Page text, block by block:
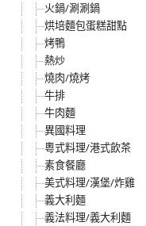
火鍋/涮涮鍋
烘培麵包蛋糕甜點
烤鴨
熱炒
燒肉/燒烤
牛排
牛肉麵
異國料理
粵式料理/港式飲茶
素食餐廳
美式料理/漢堡/炸雞
義大利麵
義法料理/義大利麵